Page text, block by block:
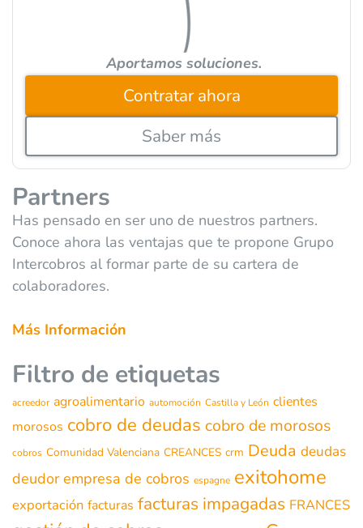
Aportamos soluciones.
Contratar ahora
Saber más
Partners
Has pensado en ser uno de nuestros partners.
Conoce ahora las ventajas que te propone Grupo
Intercobros al formar parte de su cartera de
colaboradores.
Más Información
Filtro de etiquetas
acreedor agroalimentario automoción Castilla y León clientes
morosos cobro de deudas cobro de morosos
cobros Comunidad Valenciana CREANCES crm Deuda deudas
deudor empresa de cobros espagne exitohome
exportación facturas facturas impagadas FRANCES